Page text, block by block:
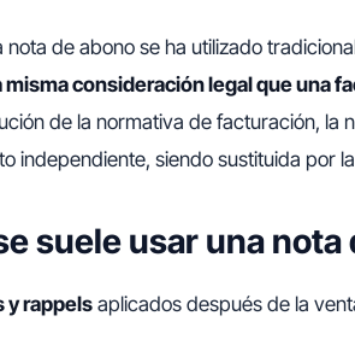
nota de abono se ha utilizado
misma consideración legal que una
de la normativa de facturación, la
independiente, siendo sustituida por
suele usar una nota
y rappelsaplicados después de la